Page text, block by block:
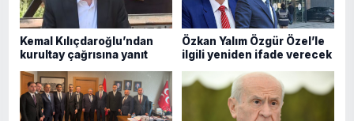
Kemal Kılıçdaroğlu’ndan
kurultay çağrısına yanıt
Özkan Yalım Özgür Özel’le
ilgili yeniden ifade verecek